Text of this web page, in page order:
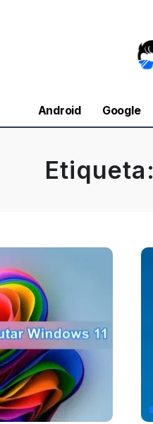
Android Google
Etiqueta: